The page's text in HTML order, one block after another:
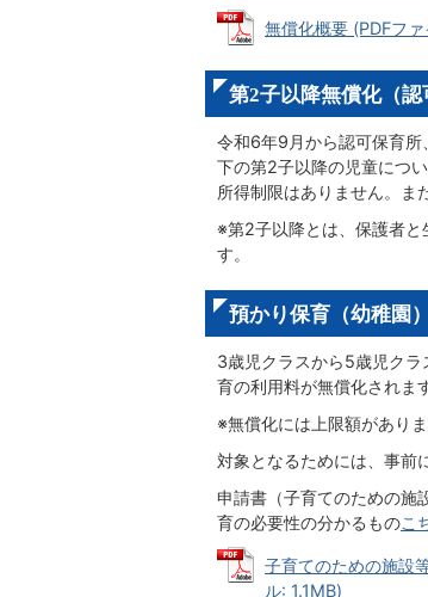
無償化概要 (PDFフ
第2子以降無償化（認
令和6年9月から認可保育所
下の第2子以降の児童につ
所得制限はありません。ま
※第2子以降とは、保護者と
す。
預かり保育（幼稚園）
3歳児クラスから5歳児ク
育の利用料が無償化されま
※無償化には上限額があり
対象となるためには、事前
申請書（子育てのための施
育の必要性の分かるものこ
子育てのための施設
ル: 1.1MB)